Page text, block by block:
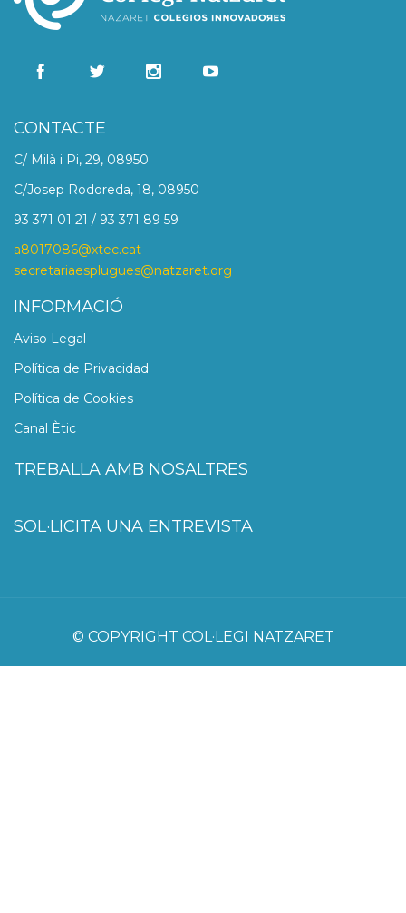
CONTACTE
C/ Milà i Pi, 29, 08950
C/Josep Rodoreda, 18, 08950
93 371 01 21 / 93 371 89 59
a8017086@xtec.cat
secretariaesplugues@natzaret.org
INFORMACIÓ
Aviso Legal
Política de Privacidad
Política de Cookies
Canal Ètic
TREBALLA AMB NOSALTRES
SOL·LICITA UNA ENTREVISTA
© COPYRIGHT COL·LEGI NATZARET